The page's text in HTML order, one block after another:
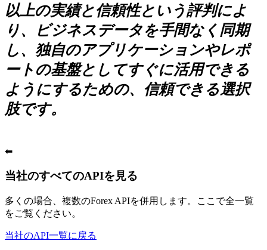
以上の実績と信頼性という評判によ
り、ビジネスデータを手間なく同期
し、独自のアプリケーションやレポ
ートの基盤としてすぐに活用できる
ようにするための、信頼できる選択
肢です。
⬅
当社のすべてのAPIを見る
多くの場合、複数のForex APIを併用します。ここで全一覧
をご覧ください。
当社のAPI一覧に戻る